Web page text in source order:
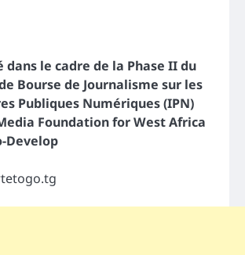
le cadre de la Phase II du
Bourse de Journalisme sur les
Publiques Numériques (IPN)
Foundation for West Africa
Develop